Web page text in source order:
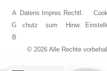
© 2026 Alle Rechte
A
G
B
Datens
chutz
Impres
sum
Rechtl.
Hinw.